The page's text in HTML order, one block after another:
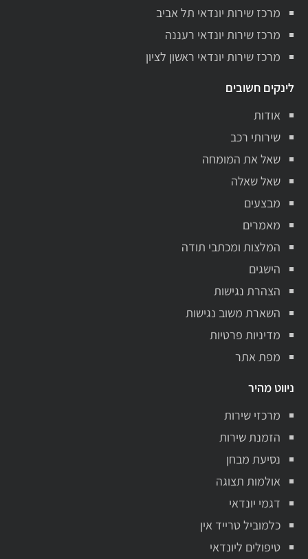
מרכז שירות יונדאי תל אביב
מרכז שירות יונדאי רעננה
מרכז שירות יונדאי ראשון לציון
לינקים חשובים
אודות
שירותי רכב
שאל את המומחה
שאל שאלה
מבצעים
מאמרים
המלצות ומכתבי תודה
הישגים
הצהרת נגישות
השארת משוב נגישות
מדיניות פרטיות
מפת אתר
ניווט מהיר
מרכזי שירות
הזמנת שירות
נסיעת מבחן
אולמות תצוגה
דגמי יונדאי
כלמוביל טרייד אין
טיפולים ליונדאי